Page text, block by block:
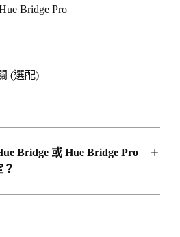
Bridge Pro
(選配)
Bridge 或 Hue Bridge Pro